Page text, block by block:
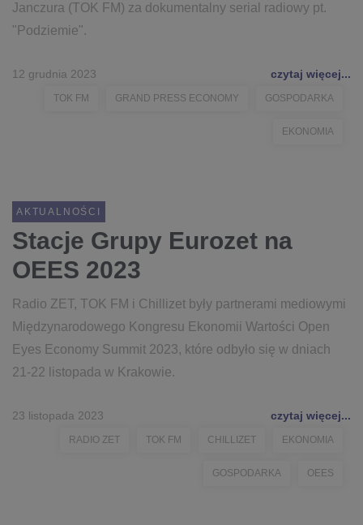
Janczura (TOK FM) za dokumentalny serial radiowy pt.
"Podziemie".
12 grudnia 2023 czytaj więcej...
TOK FM GRAND PRESS ECONOMY GOSPODARKA
EKONOMIA
AKTUALNOŚCI
Stacje Grupy Eurozet na
OEES 2023
Radio ZET, TOK FM i Chillizet były partnerami mediowymi
Międzynarodowego Kongresu Ekonomii Wartości Open
Eyes Economy Summit 2023, które odbyło się w dniach
21-22 listopada w Krakowie.
23 listopada 2023 czytaj więcej...
RADIO ZET TOK FM CHILLIZET EKONOMIA
GOSPODARKA OEES